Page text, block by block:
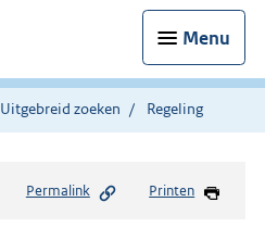
Menu
Uitgebreid zoeken Regeling
Permalink Printen